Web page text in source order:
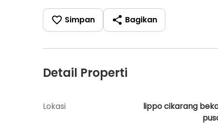
Simpan Bagikan
Detail Properti
Lokasi
lippo cikarang